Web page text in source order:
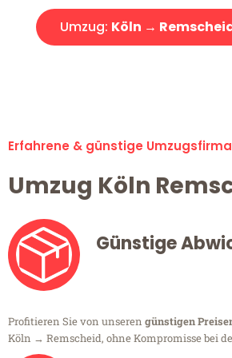
Umzug: Köln →
Erfahrene & günstige
Umzug Köln
Günstige
Profitieren Sie von unseren günstigen
Köln → Remscheid, ohne Kompromisse bei